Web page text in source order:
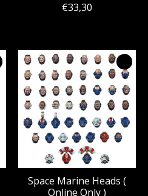
€33,30
Space Marine Heads (
Online Only )